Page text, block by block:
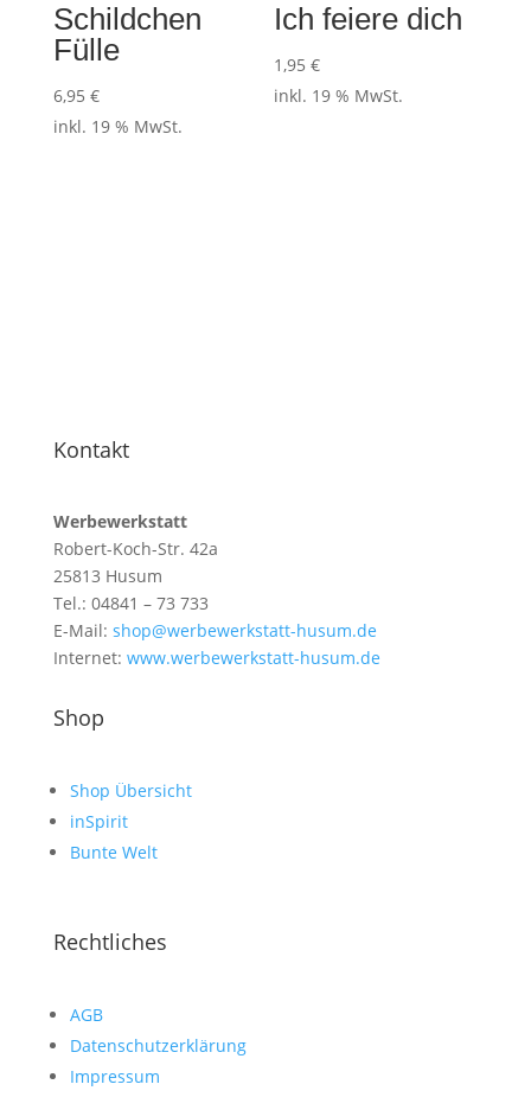
Schildchen
Fülle
6,95 €
inkl. 19 % MwSt.
Ich feiere dich
1,95€
inkl. 19 % MwSt.
Kontakt
Werbewerkstatt
Robert-Koch-Str. 42a
25813 Husum
Tel.: 04841 – 73 733
E-Mail: shop@werbewerkstatt-husum.de
Internet: www.werbewerkstatt-husum.de
Shop
Shop Übersicht
inSpirit
Bunte Welt
Rechtliches
AGB
Datenschutzerklärung
Impressum